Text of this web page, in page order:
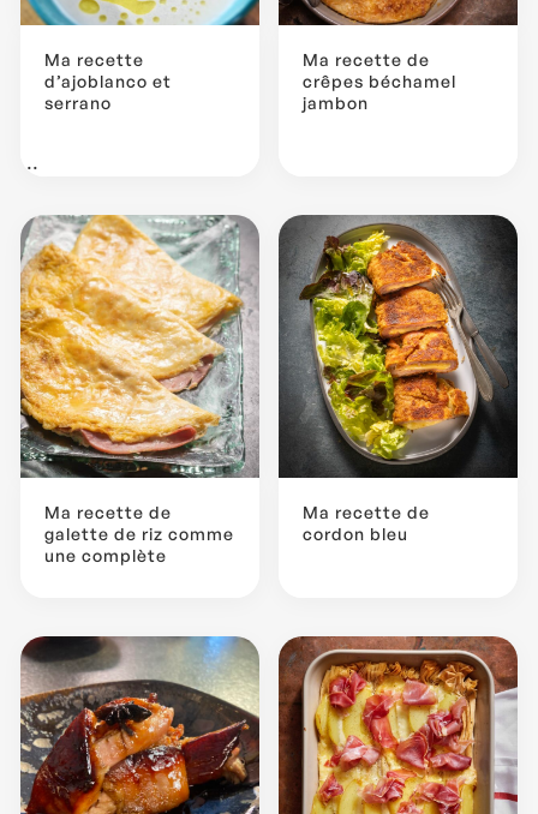
Ma recette
d’ajoblanco et
serrano
...
Ma recette de
crêpes béchamel
jambon
Ma recette de
galette de riz comme
une complète
Ma recette de
cordon bleu